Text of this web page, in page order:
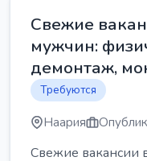
Свежие
мужчин:
демонтаж,
Требуются
Наария
Свежие вакансии